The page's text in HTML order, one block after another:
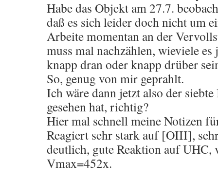
Habe das Objekt am 27.7.
daß es sich leider doch nicht um
Arbeite momentan an der
muss mal nachzählen, wieviele
knapp dran oder knapp drüber
So, genug von mir geprahlt.
Ich wäre dann jetzt also der siebte
gesehen hat, richtig?
Hier mal schnell meine Notizen
Reagiert sehr stark auf [OIII],
deutlich, gute Reaktion auf UHC,
Vmax=452x.